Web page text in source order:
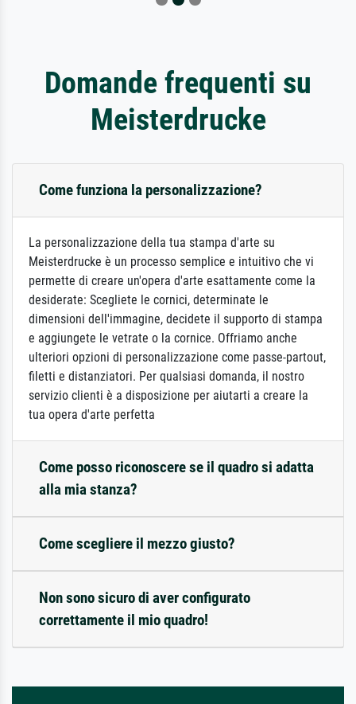
Domande frequenti su
Meisterdrucke
Come funziona la personalizzazione?
La personalizzazione della tua stampa d'arte su
Meisterdrucke è un processo semplice e intuitivo che vi
permette di creare un'opera d'arte esattamente come la
desiderate: Scegliete le cornici, determinate le
dimensioni dell'immagine, decidete il supporto di stampa
e aggiungete le vetrate o la cornice. Offriamo anche
ulteriori opzioni di personalizzazione come passe-partout,
filetti e distanziatori. Per qualsiasi domanda, il nostro
servizio clienti è a disposizione per aiutarti a creare la
tua opera d'arte perfetta
Come posso riconoscere se il quadro si adatta
alla mia stanza?
Come scegliere il mezzo giusto?
Non sono sicuro di aver configurato
correttamente il mio quadro!